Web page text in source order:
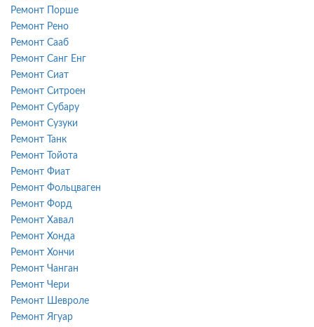
Ремонт Порше
Ремонт Рено
Ремонт Сааб
Ремонт Санг Енг
Ремонт Сиат
Ремонт Ситроен
Ремонт Субару
Ремонт Сузуки
Ремонт Танк
Ремонт Тойота
Ремонт Фиат
Ремонт Фольцваген
Ремонт Форд
Ремонт Хавал
Ремонт Хонда
Ремонт Хончи
Ремонт Чанган
Ремонт Чери
Ремонт Шевроле
Ремонт Ягуар